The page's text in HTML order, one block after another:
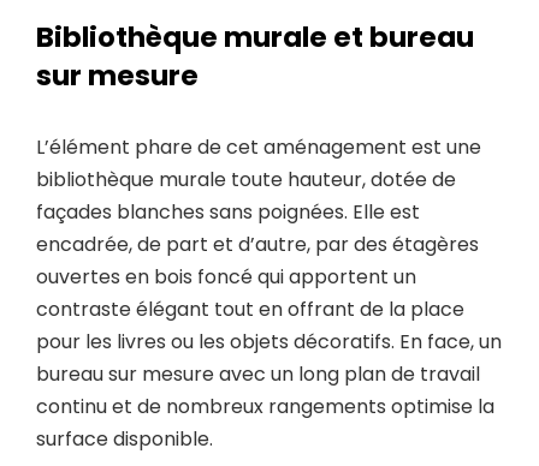
Bibliothèque murale et bureau
sur mesure
L’élément phare de cet aménagement est une
bibliothèque murale toute hauteur, dotée de
façades blanches sans poignées. Elle est
encadrée, de part et d’autre, par des étagères
ouvertes en bois foncé qui apportent un
contraste élégant tout en offrant de la place
pour les livres ou les objets décoratifs. En face, un
bureau sur mesure avec un long plan de travail
continu et de nombreux rangements optimise la
surface disponible.